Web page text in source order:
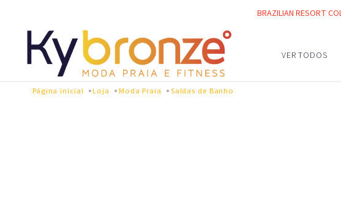
BRAZILIAN RESORT
VER TODOS
Página inicial Loja Moda Praia Saídas de Banho